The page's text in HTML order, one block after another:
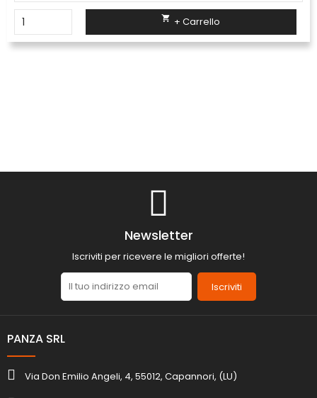
 + Carrello
Newsletter
Iscriviti per ricevere le migliori offerte!
Iscriviti
PANZA SRL
Via Don Emilio Angeli, 4, 55012, Capannori, (LU)